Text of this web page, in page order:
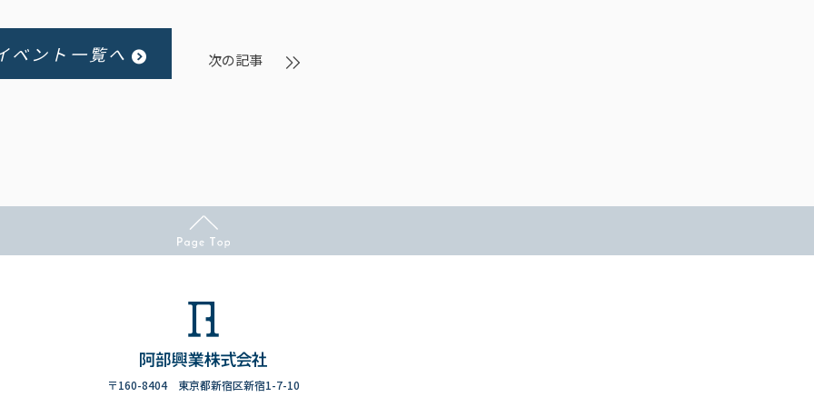
ベント一覧へ 次の記事
〒160-8404 東京都新宿区新宿1-7-10